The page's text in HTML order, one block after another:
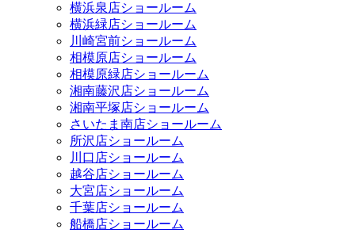
横浜泉店ショールーム
横浜緑店ショールーム
川崎宮前ショールーム
相模原店ショールーム
相模原緑店ショールーム
湘南藤沢店ショールーム
湘南平塚店ショールーム
さいたま南店ショールーム
所沢店ショールーム
川口店ショールーム
越谷店ショールーム
大宮店ショールーム
千葉店ショールーム
船橋店ショールーム